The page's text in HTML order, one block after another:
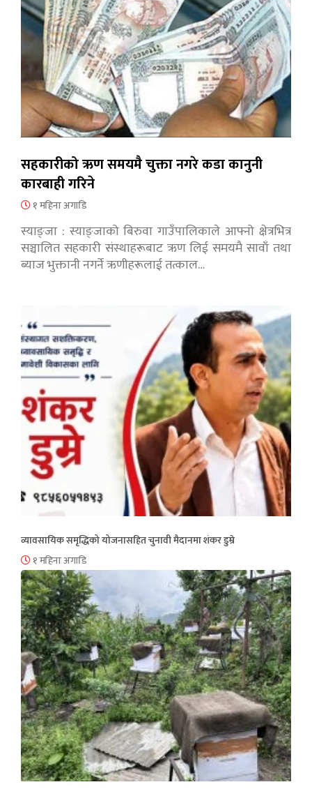
सहकारीको ऋण समयमै चुक्ता नगरे कडा कानुनी
कारबाही गरिने
१ महिना अगाडि
स्याङ्जा : स्याङ्जाको बिरुवा गाउँपालिकाले आफ्नो क्षेत्रभित्र
सञ्चालित सहकारी संस्थाहरूबाट ऋण लिई समयमै सावाँ तथा
ब्याज भुक्तानी नगर्ने ऋणीहरूलाई तत्काल…
व्यावसायिक समृद्धिको योजनासहित चुनावी मैदानमा शंकर डुम्रे
१ महिना अगाडि